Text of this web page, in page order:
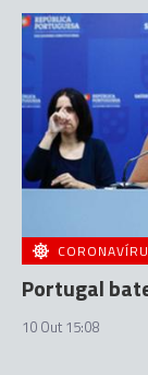
Portugal
10 Out 15:08